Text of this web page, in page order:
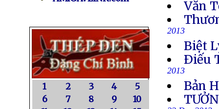
1 2 3 4
5
6
7 8 9
10
Văn
2013
Biệt
Ðiếu
2013
Bản